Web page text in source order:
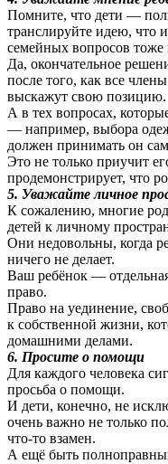
Помните, что дети —
транслируйте идею, что
семейных вопросов тоже
Да, окончательное
после того, как все
выскажут свою позицию.
А в тех вопросах,
— например, выбора
должен принимать он
Это не только приучит
продемонстрирует, что
5. Уважайте личное
К сожалению, многие
детей к личному
Они недовольны, когда
ничего не делает.
Ваш ребёнок —
право.
Право на уединение,
к собственной жизни,
домашними делами.
6. Просите о помощи
Для каждого человека
просьба о помощи.
И дети, конечно, не
очень важно не только
что-то взамен.
А ещё быть